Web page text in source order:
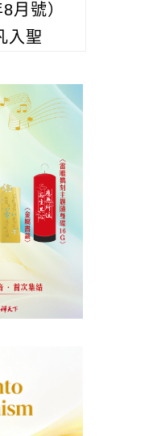
月號）
入聖